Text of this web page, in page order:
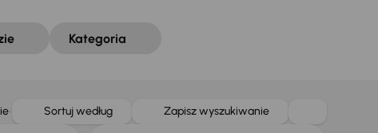
Kategoria
Sortuj według Zapisz wyszukiwanie